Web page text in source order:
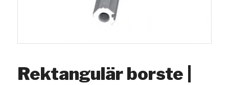
Rektangulär borste |